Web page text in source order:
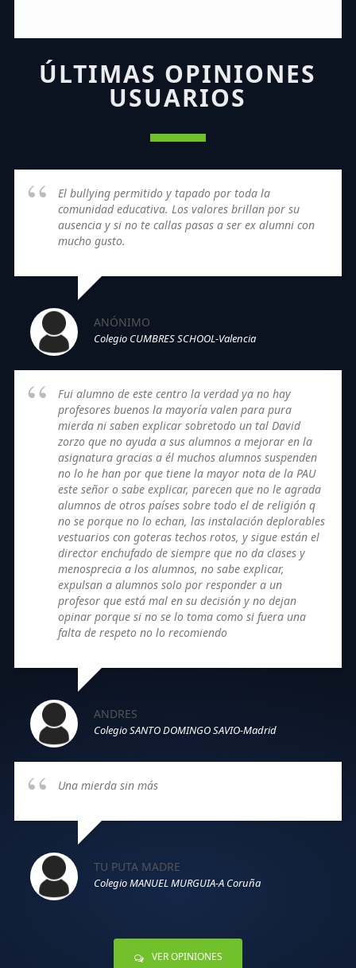
ÚLTIMAS OPINIONES
USUARIOS
El bullying permitido y tapado por toda la
comunidad educativa. Los valores brillan por su
ausencia y si no te callas pasas a ser ex alumni con
mucho gusto.
ANÓNIMO
Colegio CUMBRES SCHOOL-Valencia
Fui alumno de este centro la verdad ya no hay
profesores buenos la mayoría valen para pura
mierda ni saben explicar sobretodo un tal David
zorzo que no ayuda a sus alumnos a mejorar en la
asignatura gracias a él muchos alumnos suspenden
no lo he han por que tiene la mayor nota de la PAU
este señor o sabe explicar, parecen que no le agrada
alumnos de otros países sobre todo el de religión q
no se porque no lo echan, las instalación deplorables
vestuarios con goteras techos rotos, y sigue están el
director enchufado de siempre que no da clases y
menosprecia a los alumnos, no sabe explicar,
expulsan a alumnos solo por responder a un
profesor que está mal en su decisión y no dejan
opinar porque si no se lo toma como si fuera una
falta de respeto no lo recomiendo
ANDRES
Colegio SANTO DOMINGO SAVIO-Madrid
Una mierda sin más
TU PUTA MADRE
Colegio MANUEL MURGUIA-A Coruña
VER OPINIONES